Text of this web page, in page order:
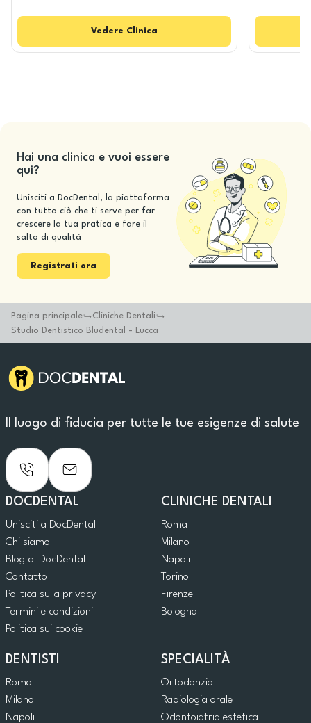
Vedere Clinica
Hai una clinica e vuoi essere
qui?
Unisciti a DocDental, la piattaforma
con tutto ciò che ti serve per far
crescere la tua pratica e fare il
salto di qualità
Registrati ora
Pagina principale
Cliniche Dentali
Studio Dentistico Bludental - Lucca
Il luogo di fiducia per tutte le tue esigenze di salute
DOCDENTAL
Unisciti a DocDental
Chi siamo
Blog di DocDental
Contatto
Politica sulla privacy
Termini e condizioni
Politica sui cookie
CLINICHE DENTALI
Roma
Milano
Napoli
Torino
Firenze
Bologna
DENTISTI
Roma
Milano
Napoli
SPECIALITÀ
Ortodonzia
Radiologia orale
Odontoiatria estetica